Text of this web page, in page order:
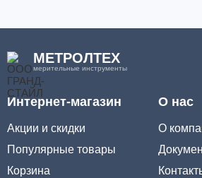
МЕТРОЛТЕХ
мерительные инструменты
Интернет-магазин
Акции и скидки
Популярные товары
Корзина
О нас
О